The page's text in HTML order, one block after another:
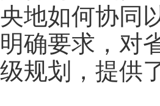
地如何协同
确要求，对
规划，提供